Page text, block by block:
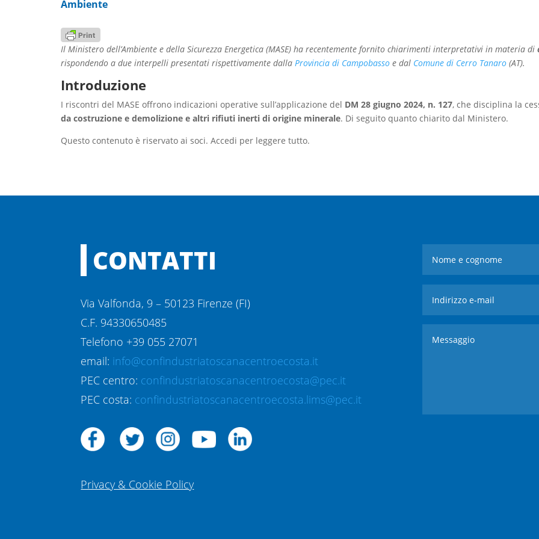
Ambiente
Il Ministero dell’Ambiente e della Sicurezza Energetica (MASE) ha recentemente fornito chiarimenti interpretativi in materia di
rispondendo a due interpelli presentati rispettivamente dalla Provincia di Campobassoe dal Comune di Cerro Tanaro(AT).
Introduzione
I riscontri del MASE offrono indicazioni operative sull’applicazione del DM 28 giugno 2024, n. 127, che disciplina la
da costruzione e demolizione e altri rifiuti inerti di origine minerale. Di seguito quanto chiarito dal Ministero.
Questo contenuto è riservato ai soci. Accedi per leggere tutto.
CONTATTI
Via Valfonda, 9 – 50123 Firenze (FI)
C.F. 94330650485
Telefono +39 055 27071
email: info@confindustriatoscanacentroecosta.it
PEC centro: confindustriatoscanacentroecosta@pec.it
PEC costa: confindustriatoscanacentroecosta.lims@pec.it
Privacy & Cookie Policy